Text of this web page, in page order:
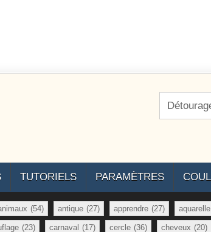
TUTORIELS PARAMÈTRES
(54) antique (27) apprendre (27) aquarelle
(23) carnaval (17) cercle (36) cheveux (20)